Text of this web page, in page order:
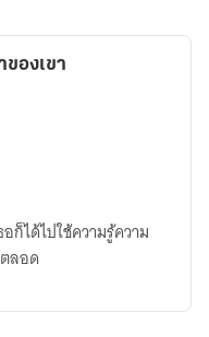
องเขา
ก็ได้ไปใช้ความรู้ความ
ลอด